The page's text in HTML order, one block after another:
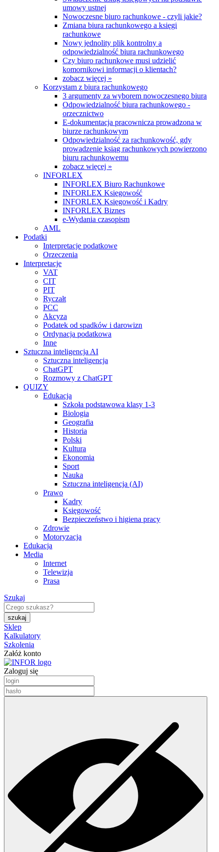
umowy ustnej
Nowoczesne biuro rachunkowe - czyli jakie?
Zmiana biura rachunkowego a księgi
rachunkowe
Nowy jednolity plik kontrolny a
odpowiedzialność biura rachunkowego
Czy biuro rachunkowe musi udzielić
komornikowi informacji o klientach?
zobacz więcej »
Korzystam z biura rachunkowego
3 argumenty za wyborem nowoczesnego biura
Odpowiedzialność biura rachunkowego -
orzecznictwo
E-dokumentacja pracownicza prowadzona w
biurze rachunkowym
Odpowiedzialność za rachunkowość, gdy
prowadzenie ksiąg rachunkowych powierzono
biuru rachunkowemu
zobacz więcej »
INFORLEX
INFORLEX Biuro Rachunkowe
INFORLEX Księgowość
INFORLEX Księgowość i Kadry
INFORLEX Biznes
e-Wydania czasopism
AML
Podatki
Interpretacje podatkowe
Orzeczenia
Interpretacje
VAT
CIT
PIT
Ryczałt
PCC
Akcyza
Podatek od spadków i darowizn
Ordynacja podatkowa
Inne
Sztuczna inteligencja AI
Sztuczna inteligencja
ChatGPT
Rozmowy z ChatGPT
QUIZY
Edukacja
Szkoła podstawowa klasy 1-3
Biologia
Geografia
Historia
Polski
Kultura
Ekonomia
Sport
Nauka
Sztuczna inteligencja (AI)
Prawo
Kadry
Księgowość
Bezpieczeństwo i higiena pracy
Zdrowie
Motoryzacja
Edukacja
Media
Internet
Telewizja
Prasa
Szukaj
Sklep
Kalkulatory
Szkolenia
Załóż konto
Zaloguj się